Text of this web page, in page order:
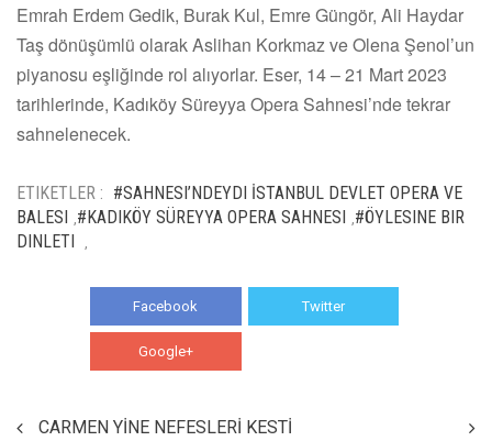
Emrah Erdem Gedik, Burak Kul, Emre Güngör, Ali Haydar
Taş dönüşümlü olarak Aslihan Korkmaz ve Olena Şenol’un
piyanosu eşliğinde rol alıyorlar. Eser, 14 – 21 Mart 2023
tarihlerinde, Kadıköy Süreyya Opera Sahnesi’nde tekrar
sahnelenecek.
ETIKETLER : #SAHNESI’NDEYDI İSTANBUL DEVLET OPERA VE
BALESI #KADIKÖY SÜREYYA OPERA SAHNESI #ÖYLESINE BIR
DINLETI
Facebook Twitter
Google+
CARMEN YİNE NEFESLERİ KESTİ